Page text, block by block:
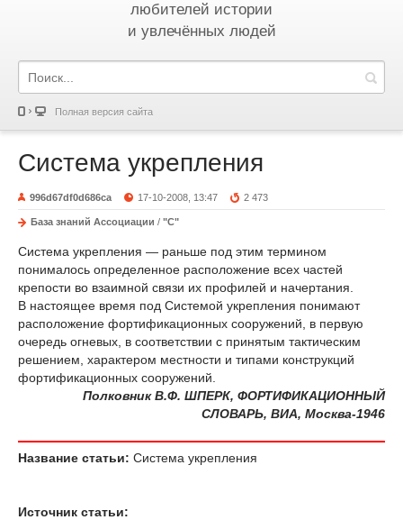
любителей истории
и увлечённых людей
Полная версия сайта
Система укрепления
996d67df0d686ca 17-10-2008, 13:47 2 473
База знаний Ассоциации / "С"
Система укрепления — раньше под этим термином
понималось определенное расположение всех частей
крепости во взаимной связи их профилей и начертания.
В настоящее время под Системой укрепления понимают
расположение фортификационных сооружений, в первую
очередь огневых, в соответствии с принятым тактическим
решением, характером местности и типами конструкций
фортификационных сооружений.
Полковник В.Ф. ШПЕРК, ФОРТИФИКАЦИОННЫЙ
СЛОВАРЬ, ВИА, Москва-1946
Название статьи: Система укрепления
Источник статьи: